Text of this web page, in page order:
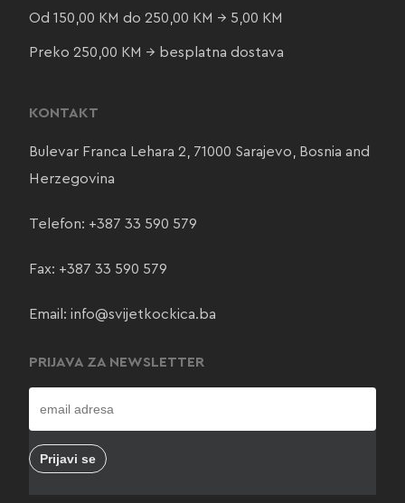
Od 150,00 KM do 250,00 KM → 5,00 KM
Preko 250,00 KM → besplatna dostava
KONTAKT
Bulevar Franca Lehara 2, 71000 Sarajevo, Bosnia and
Herzegovina
Telefon: +387 33 590 579
Fax: +387 33 590 579
Email: info@svijetkockica.ba
PRIJAVA ZA NEWSLETTER